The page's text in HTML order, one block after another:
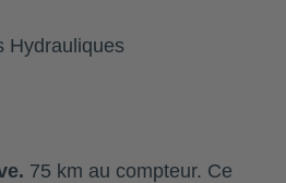
Hydrauliques
75 km au compteur. Ce